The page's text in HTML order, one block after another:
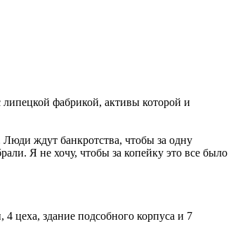
фабрикой, активы которой и
ждут банкротства, чтобы за одну
Я не хочу, чтобы за копейку это все было
цеха, здание подсобного корпуса и 7